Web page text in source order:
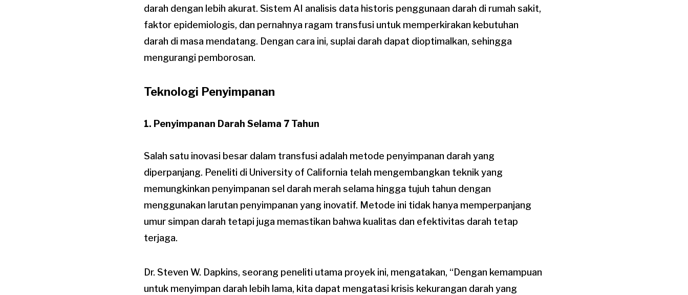
darah dengan lebih akurat. Sistem AI analisis data historis penggunaan darah di rumah sakit,
faktor epidemiologis, dan pernahnya ragam transfusi untuk memperkirakan kebutuhan
darah di masa mendatang. Dengan cara ini, suplai darah dapat dioptimalkan, sehingga
mengurangi pemborosan.
Teknologi Penyimpanan
1. Penyimpanan Darah Selama 7 Tahun
Salah satu inovasi besar dalam transfusi adalah metode penyimpanan darah yang
diperpanjang. Peneliti di University of California telah mengembangkan teknik yang
memungkinkan penyimpanan sel darah merah selama hingga tujuh tahun dengan
menggunakan larutan penyimpanan yang inovatif. Metode ini tidak hanya memperpanjang
umur simpan darah tetapi juga memastikan bahwa kualitas dan efektivitas darah tetap
terjaga.
Dr. Steven W. Dapkins, seorang peneliti utama proyek ini, mengatakan, “Dengan kemampuan
untuk menyimpan darah lebih lama, kita dapat mengatasi krisis kekurangan darah yang